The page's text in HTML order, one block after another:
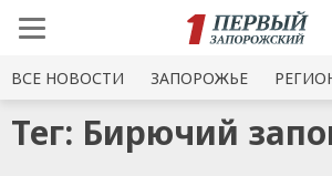
ВСЕ НОВОСТИ ЗАПОРОЖЬЕ
Тег: Бирючий